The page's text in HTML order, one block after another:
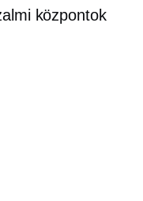
központok